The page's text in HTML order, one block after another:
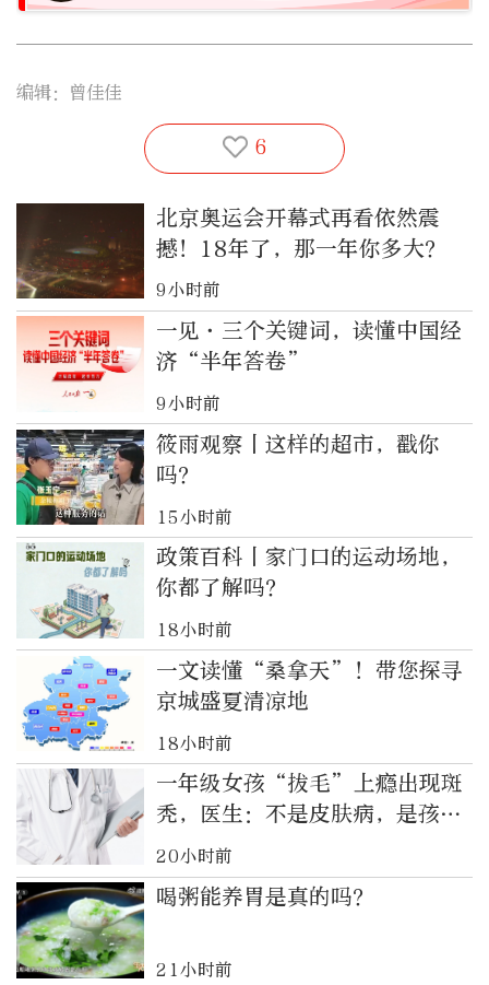
编辑：曾佳佳
6
北京奥运会开幕式再看依然震
撼！18年了，那一年你多大？
9小时前
一见·三个关键词，读懂中国经
济“半年答卷”
9小时前
筱雨观察丨这样的超市，戳你
吗？
15小时前
政策百科丨家门口的运动场地，
你都了解吗？
18小时前
一文读懂“桑拿天”！带您探寻
京城盛夏清凉地
18小时前
一年级女孩“拔毛”上瘾出现斑
秃，医生：不是皮肤病，是孩子
在求救
20小时前
喝粥能养胃是真的吗？
21小时前